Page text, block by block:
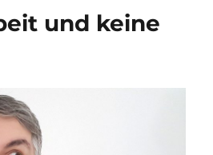
und keine